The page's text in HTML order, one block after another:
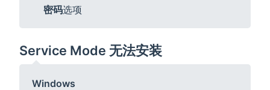
密码选项
Service Mode 无法安装
Windows